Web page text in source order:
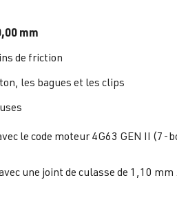
mm
de friction
les bagues et les clips
le code moteur 4G63 GEN II (7-
une joint de culasse de 1,10 mm .